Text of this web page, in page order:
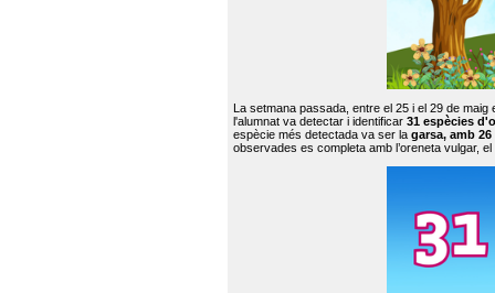
La setmana passada, entre el 25 i el 29 de
l'alumnat va detectar i identificar 31 espècies
espècie més detectada va ser la garsa, amb
observades es completa amb l’oreneta vulgar,